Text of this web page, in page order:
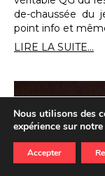
de-chaussée du
point info et
LIRE LA SUITE...
Nous utilisons des
expérience sur
Accepter